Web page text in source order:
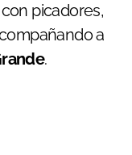
picadores,
a
.